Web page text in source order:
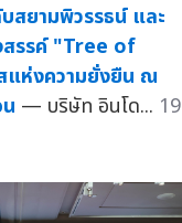
สยามพิวรรธน์ และ
สรรค์ "Tree of
ห่งความยั่งยืน ณ
— บริษัท อินโด... 19